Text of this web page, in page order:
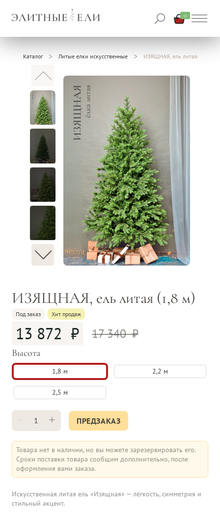
0
Каталог Литые елки искусственные ИЗЯЩНАЯ, ель литая
ИЗЯЩНАЯ, ель литая (1,8 м)
Под заказ Хит продаж
17 340
13 872
Высота
1,8 м 2,2 м
2,5 м
ПРЕДЗАКАЗ
Товара нет в наличии, но вы можете зарезервировать его.
Сроки поставки товара сообщим дополнительно, после
оформления вами заказа.
Искусственная литая ель «Изящная» — лёгкость, симметрия и
стильный акцент.